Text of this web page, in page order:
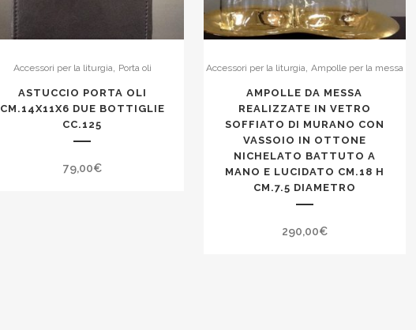
Accessori per la liturgia Porta oli
ASTUCCIO PORTA OLI
CM.14X11X6 DUE BOTTIGLIE
CC.125
79,00€
Accessori per la liturgia Ampolle per la messa
AMPOLLE DA MESSA
REALIZZATE IN VETRO
SOFFIATO DI MURANO CON
VASSOIO IN OTTONE
NICHELATO BATTUTO A
MANO E LUCIDATO CM.18 H
CM.7.5 DIAMETRO
290,00€